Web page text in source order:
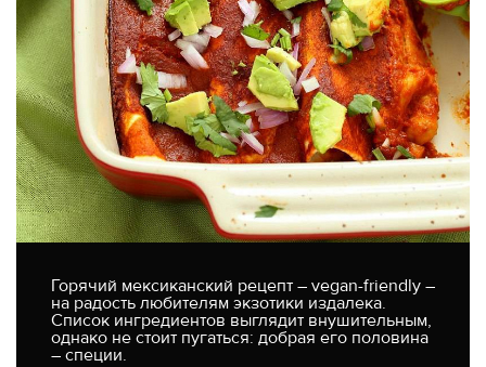
Горячий мексиканский рецепт – vegan-friendly –
на радость любителям экзотики издалека.
Список ингредиентов выглядит внушительным,
однако не стоит пугаться: добрая его половина
– специи.